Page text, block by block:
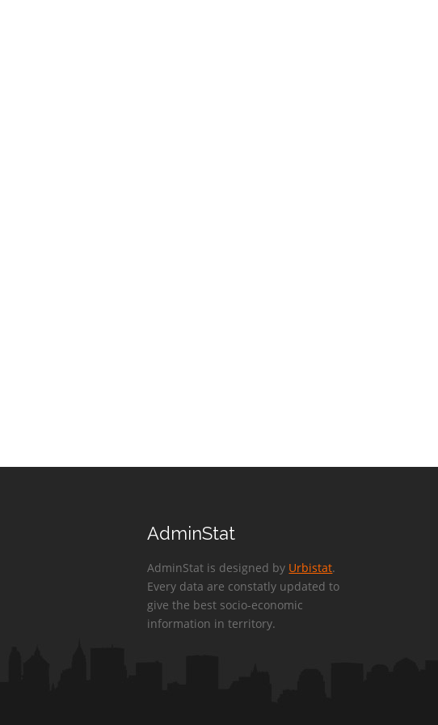
AdminStat
AdminStat is designed by Urbistat.
Every data are constatly updated to
give the best socio-economic
information in territory.